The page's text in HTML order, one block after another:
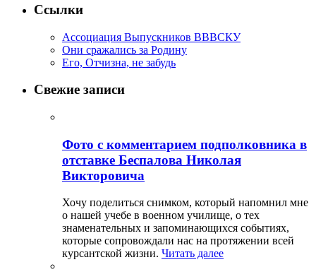
Ссылки
Ассоциация Выпускников ВВВСКУ
Они сражались за Родину
Его, Отчизна, не забудь
Свежие записи
Фото с комментарием подполковника в
отставке Беспалова Николая
Викторовича
Хочу поделиться снимком, который напомнил мне
о нашей учебе в военном училище, о тех
знаменательных и запоминающихся событиях,
которые сопровождали нас на протяжении всей
курсантской жизни. Читать далее